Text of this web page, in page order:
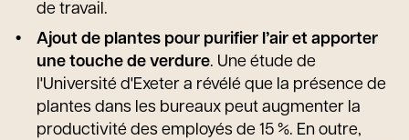
de travail.
Ajout de plantes pour purifier l’air et apporter
une touche de verdure. Une étude de
l'Université d'Exeter a révélé que la présence de
plantes dans les bureaux peut augmenter la
productivité des employés de 15 %. En outre,